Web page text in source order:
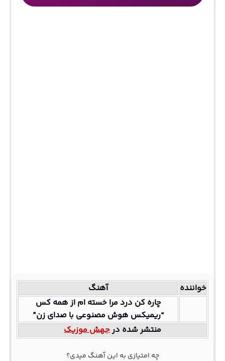
خواننده
آهنگ
چاره کن درد مرا خسته ام از همه کس
“ریمیکس هوش مصنوعی با صدای زن”
منتشر شده درجهش موزیک
چه امتیازی به این آهنگ میدی؟